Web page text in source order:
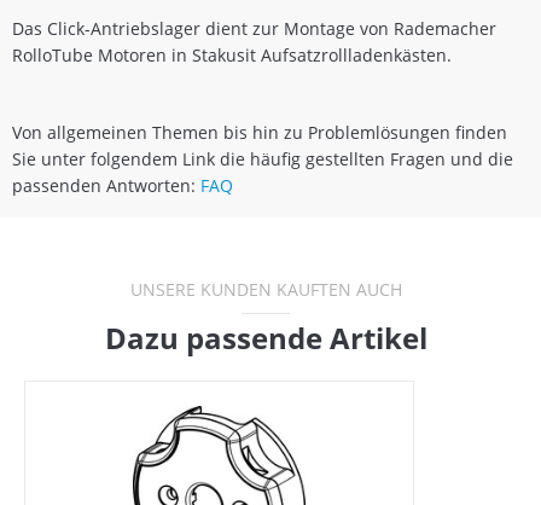
Das Click-Antriebslager dient zur Montage von Rademacher
RolloTube Motoren in Stakusit Aufsatzrollladenkästen.
Von allgemeinen Themen bis hin zu Problemlösungen finden
Sie unter folgendem Link die häufig gestellten Fragen und die
passenden Antworten: FAQ
UNSERE KUNDEN KAUFTEN AUCH
Dazu passende Artikel